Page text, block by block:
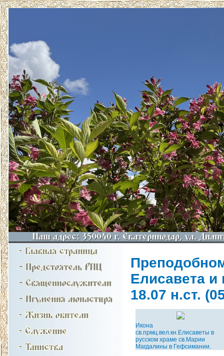
Елисавета и
18.07 н.ст.
Икона
св.прмц.вел.кн.Елисаветы в
русском храме св.Марии
Магдалины в Гефсимании.